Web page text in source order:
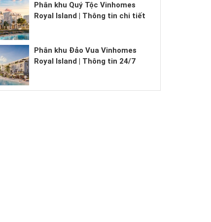
Phân khu Quý Tộc Vinhomes
Royal Island | Thông tin chi tiết
Phân khu Đảo Vua Vinhomes
Royal Island | Thông tin 24/7